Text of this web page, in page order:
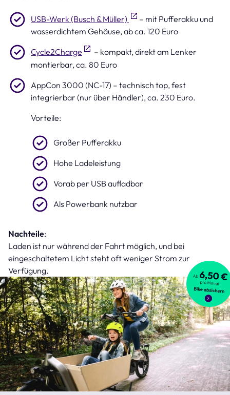
USB-Werk (Busch & Müller)
– mit Pufferakku und
wasserdichtem Gehäuse, ab ca. 120 Euro
Cycle2Charge
– kompakt, direkt am Lenker
montierbar, ca. 80 Euro
AppCon 3000 (NC-17) – technisch top, fest
integrierbar (nur über Händler), ca. 230 Euro.
Vorteile:
Großer Pufferakku
Hohe Ladeleistung
Vorab per USB aufladbar
Als Powerbank nutzbar
Nachteile:
Laden ist nur während der Fahrt möglich, und bei
eingeschaltetem Licht steht oft weniger Strom zur
Verfügung.